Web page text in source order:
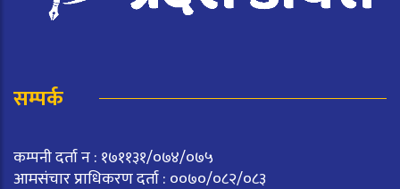
सम्पर्क
कम्पनी दर्ता न : १७११३१/०७४/०७५
आमसंचार प्राधिकरण दर्ता : ००७०/०८२/०८३